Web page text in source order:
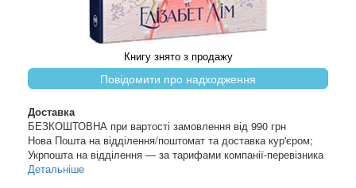
Книгу знято з продажу
Повідомити про надходження
Доставка
БЕЗКОШТОВНА при вартості замовлення від 990 грн
Нова Пошта на відділення/поштомат та доставка кур'єром;
Укрпошта на відділення — за тарифами компанії-перевізника
Детальніше